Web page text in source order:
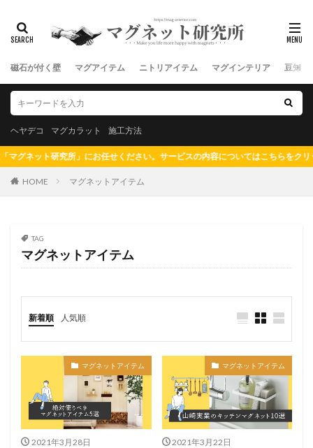
磁石が付く壁 マグアイテム ニトリアイテム マグインテリア 豆知識
ヘヤデコ マグカラット 施工方法
ット研究所」にお任せください。サービスの内容についてはこちらをクリック！
HOME マグネットアイテム
TAG
マグネットアイテム
新着順 人気順
マグネットアイテム
2021年3月28日
マグネットアイテム
2021年3月22日